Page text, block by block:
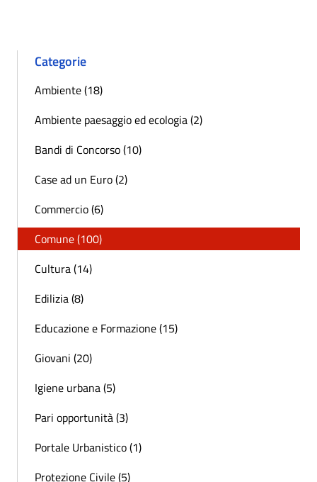
Categorie
Ambiente (18)
Ambiente paesaggio ed ecologia (2)
Bandi di Concorso (10)
Case ad un Euro (2)
Commercio (6)
Comune (100)
Cultura (14)
Edilizia (8)
Educazione e Formazione (15)
Giovani (20)
Igiene urbana (5)
Pari opportunità (3)
Portale Urbanistico (1)
Protezione Civile (5)